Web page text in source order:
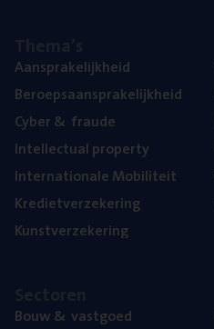
Aan­spra­ke­lijk­heid
Beroeps­aan­spra­ke­lijk­heid
Cyber& fraude
Intel­lec­tu­al property
Inter­na­ti­o­na­le Mobiliteit
Kre­diet­ver­ze­ke­ring
Kunst­ver­ze­ke­ring
Bouw& vastgoed